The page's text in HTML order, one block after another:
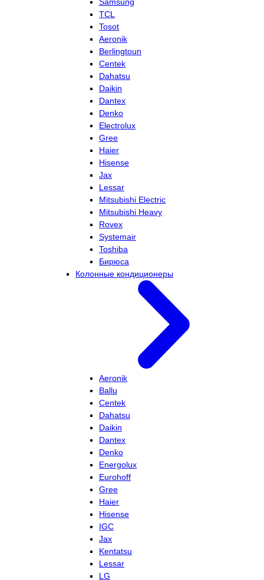
Samsung
TCL
Tosot
Aeronik
Berlingtoun
Centek
Dahatsu
Daikin
Dantex
Denko
Electrolux
Gree
Haier
Hisense
Jax
Lessar
Mitsubishi Electric
Mitsubishi Heavy
Rovex
Systemair
Toshiba
Бирюса
Колонные кондиционеры
Aeronik
Ballu
Centek
Dahatsu
Daikin
Dantex
Denko
Energolux
Eurohoff
Gree
Haier
Hisense
IGC
Jax
Kentatsu
Lessar
LG